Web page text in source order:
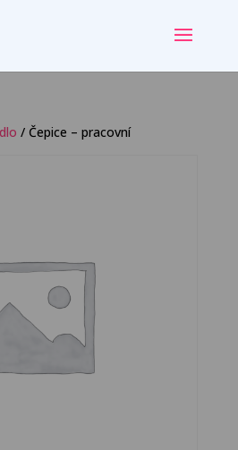
/ Čepice – pracovní